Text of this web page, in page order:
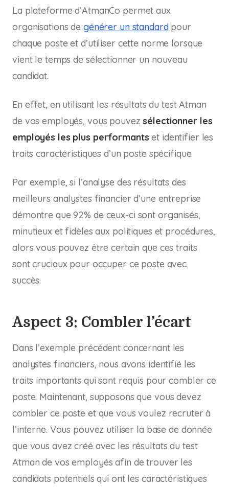
La plateforme d’AtmanCo permet aux
organisations de générer un standardpour
chaque poste et d’utiliser cette norme lorsque
vient le temps de sélectionner un nouveau
candidat.
En effet, en utilisant les résultats du test Atman
de vos employés, vous pouvezsélectionner les
employés les plus performants et identifier les
traits caractéristiques d’un poste spécifique.
Par exemple, si l’analyse des résultats des
meilleurs analystes financier d’une entreprise
démontre que 92% de ceux-ci sont organisés,
minutieux et fidèles aux politiques et procédures,
alors vous pouvez être certain que ces traits
sont cruciaux pour occuper ce poste avec
succès.
Aspect 3: Combler l’écart
Dans l’exemple précédent concernant les
analystes financiers, nous avons identifié les
traits importants qui sont requis pour combler ce
poste. Maintenant, supposons que vous devez
combler ce poste et que vous voulez recruter à
l’interne. Vous pouvez utiliser la base de donnée
que vous avez créé avec les résultats du test
Atman de vos employés afin de trouver les
candidats potentiels qui ont les caractéristiques